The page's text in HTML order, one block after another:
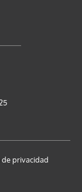
de privacidad